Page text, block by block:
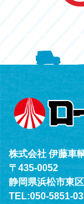
（
株式会社 伊藤車
〒435-0052
静岡県浜松市東
TEL:050-5851-